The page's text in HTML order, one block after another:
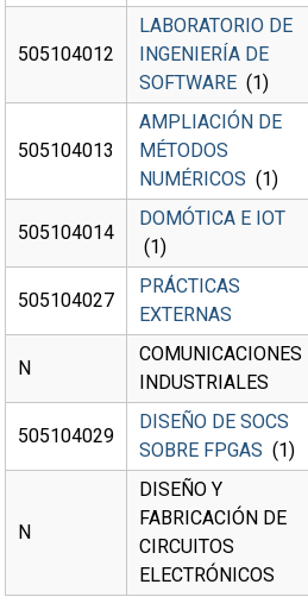
505104012
LABORATORIO DE
INGENIERÍA DE
SOFTWARE (1)
505104013
AMPLIACIÓN DE
MÉTODOS
NUMÉRICOS (1)
505104014
DOMÓTICA E IOT
(1)
505104027
PRÁCTICAS
EXTERNAS
N
COMUNICACIONES
INDUSTRIALES
505104029
DISEÑO DE SOCS
SOBRE FPGAS (1)
N
DISEÑO Y
FABRICACIÓN DE
CIRCUITOS
ELECTRÓNICOS